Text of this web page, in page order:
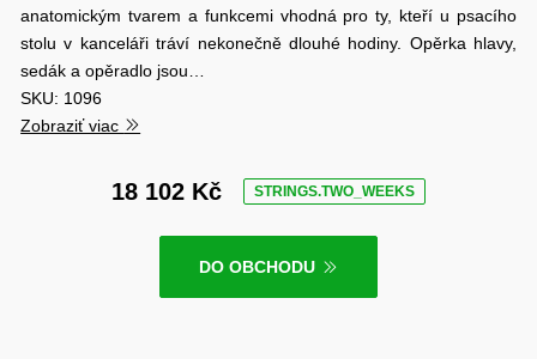
anatomickým tvarem a funkcemi vhodná pro ty, kteří u psacího
stolu v kanceláři tráví nekonečně dlouhé hodiny. Opěrka hlavy,
sedák a opěradlo jsou…
SKU: 1096
Zobraziť viac
18 102 Kč STRINGS.TWO_WEEKS
DO OBCHODU